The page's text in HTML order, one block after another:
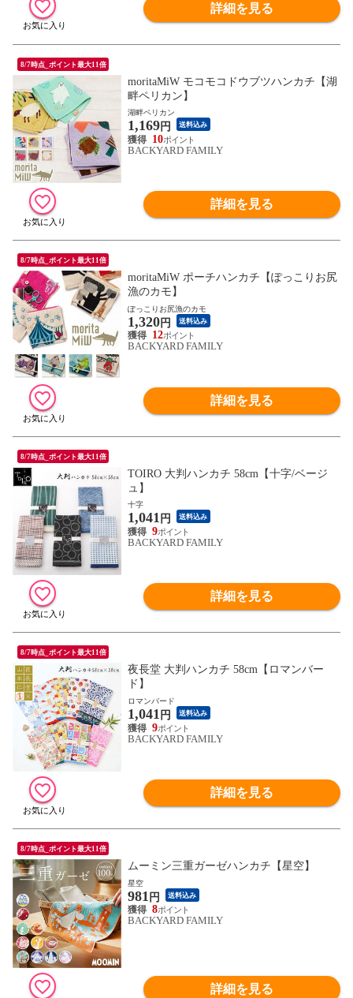
詳細を見る
8/7時点_ポイント最大11倍
moritaMiW モコモコドウブツハンカチ【湖
畔ペリカン】
湖畔ペリカン
1,169円 送料込み
10
BACKYARD FAMILY
詳細を見る
8/7時点_ポイント最大11倍
moritaMiW ポーチハンカチ【ぽっこりお尻
漁のカモ】
ぽっこりお尻漁のカモ
1,320円 送料込み
12
BACKYARD FAMILY
詳細を見る
8/7時点_ポイント最大11倍
TOIRO 大判ハンカチ 58cm【十字/ベージ
ュ】
十字
1,041 円 送料込み
9
BACKYARD FAMILY
詳細を見る
8/7時点_ポイント最大11倍
夜長堂 大判ハンカチ 58cm【ロマンバー
ド】
ロマンバード
1,041 円 送料込み
9
BACKYARD FAMILY
詳細を見る
8/7時点_ポイント最大11倍
ムーミン三重ガーゼハンカチ【星空】
星空
981 円 送料込み
8
BACKYARD FAMILY
詳細を見る